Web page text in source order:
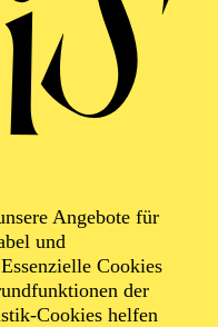
Angebote für
und
Cookies
der
Cookies helfen
Spektakel im